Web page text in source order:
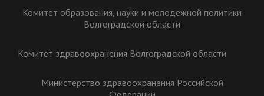
Комитет образования, науки и молодежной политики
Волгоградской области
Комитет здравоохранения Волгоградской области
Министерство здравоохранения Российской